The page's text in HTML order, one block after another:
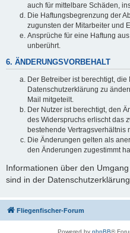
auch für mittelbare Schäden,
Die Haftungsbegrenzung der
zugunsten der Mitarbeiter und
Ansprüche für eine Haftung
unberührt.
6. ÄNDERUNGSVORBEHALT
Der Betreiber ist berechtigt,
Datenschutzerklärung zu
Mail mitgeteilt.
Der Nutzer ist berechtigt, den
des Widerspruchs erlischt das
bestehende Vertragsverhältnis
Die Änderungen gelten als
den Änderungen zugestimmt
Informationen über den
sind in der
Fliegenfischer-Forum